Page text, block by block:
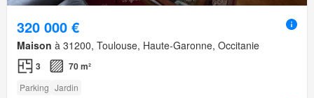
320 000 €
Maison à 31200, Toulouse, Haute-Garonne, Occitanie
3 70 m²
Parking Jardin